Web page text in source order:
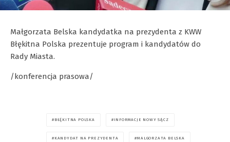
Małgorzata Belska kandydatka na prezydenta z KWW
Błękitna Polska prezentuje program i kandydatów do
Rady Miasta.
/konferencja prasowa/
BŁĘKITNA POLSKA INFORMACJE NOWY SĄCZ
KANDYDAT NA PREZYDENTA MALGORZATA BELSKA